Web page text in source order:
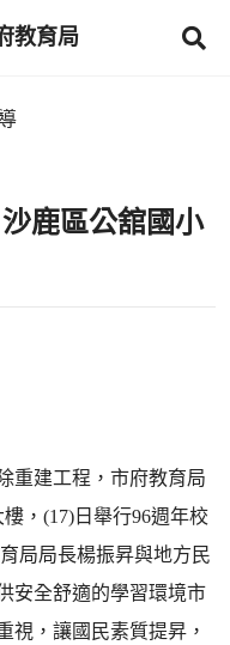
教育局
鹿區公舘國小
重建工程，市府教育局
，(17)日舉行96週年校
局局長楊振昇與地方民
安全舒適的學習環境市
視，讓國民素質提昇，